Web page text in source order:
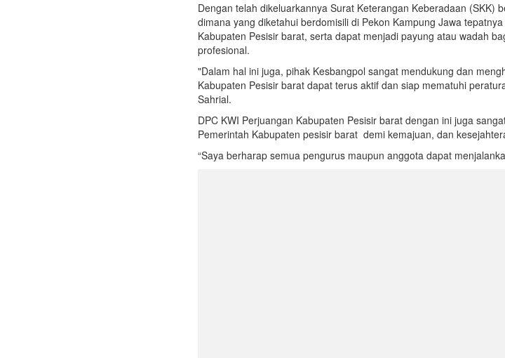
Dengan telah dikeluarkannya Surat Keterangan Keberadaan (SKK)
dimana yang diketahui berdomisili di Pekon Kampung Jawa
Kabupaten Pesisir barat, serta dapat menjadi payung atau wadah
profesional.
"Dalam hal ini juga, pihak Kesbangpol sangat mendukung dan
Kabupaten Pesisir barat dapat terus aktif dan siap mematuhi
Sahrial.
DPC KWI Perjuangan Kabupaten Pesisir barat dengan ini juga
Pemerintah Kabupaten pesisir barat demi kemajuan, dan
“Saya berharap semua pengurus maupun anggota dapat